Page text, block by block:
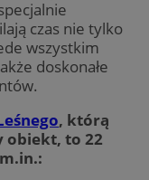
czas nie tylko
wszystkim
doskonałe
, którą
obiekt, to 22